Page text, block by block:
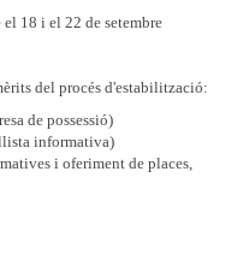
el 18 i el 22 de setembre
del procés d'estabilització:
de possessió)
informativa)
i oferiment de places,